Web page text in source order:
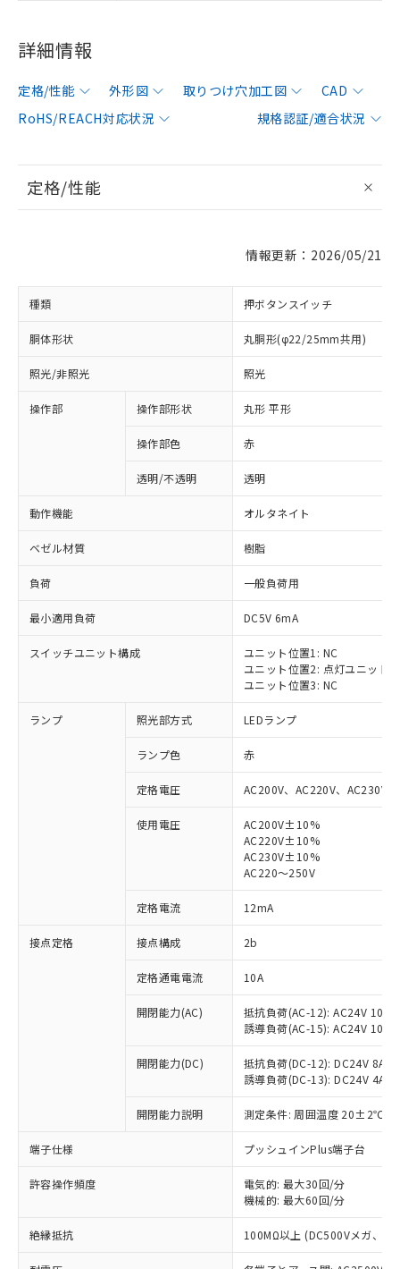
詳細情報
定格/性能 外形図 取りつけ穴加工図
CAD
RoHS/REACH対応状況
規格認証/適合状況
定格/性能
情報更新：2026/05/21
種類 押ボタンスイッチ
胴体形状 丸胴形(φ22/25mm共用)
照光/非照光 照光
操作部 操作部形状 丸形 平形
操作部色 赤
透明/不透明 透明
動作機能 オルタネイト
ベゼル材質 樹脂
負荷 一般負荷用
最小適用負荷 DC5V 6mA
スイッチユニット構成
ユニット位置1: NC
ユニット位置2: 点灯ユニット
ユニット位置3: NC
ランプ 照光部方式 LEDランプ
ランプ色 赤
定格電圧 AC200V、AC220V、AC230V
使用電圧
AC200V±10%
AC220V±10%
AC230V±10%
AC220～250V
定格電流 12mA
接点定格 接点構成 2b
定格通電電流 10A
開閉能力(AC)
抵抗負荷(AC-12): AC24V 10A/
誘導負荷(AC-15): AC24V
開閉能力(DC)
抵抗負荷(DC-12): DC24V 8A/
誘導負荷(DC-13): DC24V 4A/
開閉能力説明 測定条件: 周囲温度 20±2℃、
端子仕様 プッシュインPlus端子台
許容操作頻度
電気的: 最大30回/分
機械的: 最大60回/分
絶縁抵抗 100MΩ以上 (DC500Vメガ、点
以下の条件をお読みいただき、同意のうえ
本サービスは、当社制御機器事業取扱
商品の当社在庫状況および標準価格
(税抜)を提供させていただくもので
本サービスの対象外となる商品もある
ことをご了承ください。
在庫状況および標準価格照会結果は、
記載している更新日時点での社内デー
タに基づき作成されるものであり、閲
覧された時点での実際の在庫および標
対応済み：EU RoHS指令（10物質）の
非含有に対応した製品が提供可能な商品で
対応予定：EU RoHS指令（10物質）の非含
有に対応した製品に切り替える予定のある
対応予定なし：EU RoHS指令（10物質）の
非含有に非対応の商品で、対応品を出す予
調査・確認中：EU RoHS指令（10物質）の
非含有の対応状況を調査中または確認中の
非該当品：ライセンス料など無形物で、有
害物質有無と関係のない商品です。
仕入先様の事情により、非含有部品として
いたものが、含有品と判明した場合などや
むを得ず変更することがあります。
鉛(Pb) 1000ppm以下、 水銀(Hg) 1000ppm以下、 カド
六価クロム(Cr(Ⅵ)) 1000ppm以下、ポリ臭化ビフェニル
※1 中国RoHS○×表
「○」：最大均質材料含有率が中国RoHSの
基準値以下であることを示します。
「×」：最大均質材料含有率が中国RoHSの
基準値を超えていることを示します。
「－」：未確認です。当社販売部門へお問
*中国RoHS10物質の基準値 (GB/T26572)：
Pb(鉛) :1000ppm、 Hg(水銀) : 1000ppm、 Cd(カドミウ
当社は、これら貴社製品のうち、外国
為替および外国貿易法に定める商品
（以下｢規制貨物等」という）を輸出
または国外への提供する場合は、日本
国政府の輸出許可(または役務取引許
可)を取得するなどの必要な手続きを